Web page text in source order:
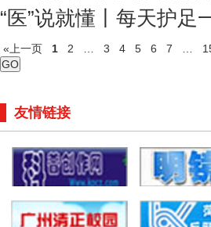
“医”说就懂丨每天护
«上一页 1 2 … 3 4 5 6 7 …
友情链接